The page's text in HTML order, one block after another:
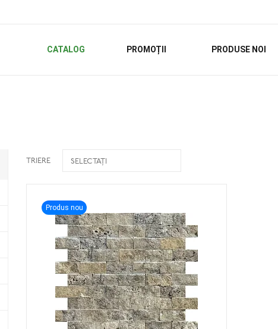
CATALOG PROMOȚII PRODUSE NOI
TRIERE SELECTAȚI
Produs nou